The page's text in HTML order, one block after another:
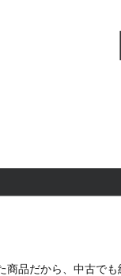
品だから、中古で